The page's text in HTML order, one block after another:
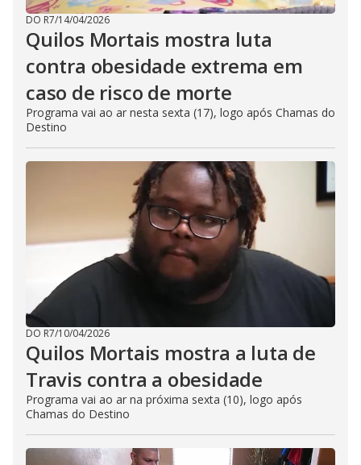
DO R7/14/04/2026
Quilos Mortais mostra luta
contra obesidade extrema em
caso de risco de morte
Programa vai ao ar nesta sexta (17), logo após Chamas do
Destino
DO R7/10/04/2026
Quilos Mortais mostra a luta de
Travis contra a obesidade
Programa vai ao ar na próxima sexta (10), logo após
Chamas do Destino